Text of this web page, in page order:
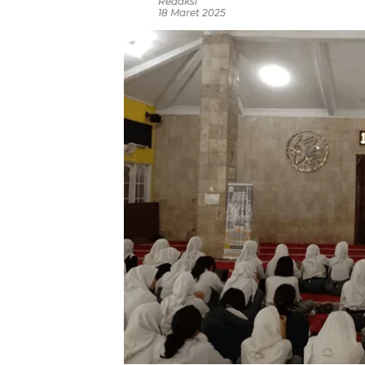
18 Maret 2025